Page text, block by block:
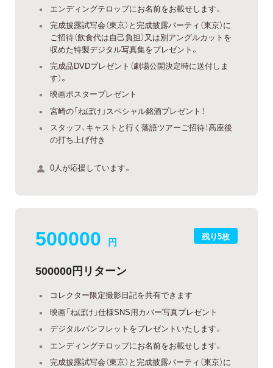
エンディングテロップにお名前をお載せします。
完成披露試写会（東京）と完成披露パーティ（東京）に
ご招待（飲食代は自己負担）又は別アングルカットを
収めた特製デジタル写真集をプレゼント。
完成品DVDプレゼント（劇場公開決定時に送付しま
す）。
映画ポスタープレゼント
宮崎の「ねぼけ」スペシャル銘酒プレゼント！
スタッフ、キャストと行く落語ツアーご招待！高座後
の打ち上げ付き
0人が応援しています。
残り5枚
500000 円
500000円リターン
コレクター限定撮影日記を共有できます
映画「ねぼけ」仕様SNS用カバー写真プレゼント
デジタルパンフレットをプレゼントいたします。
エンディングテロップにお名前をお載せします。
完成披露試写会（東京）と完成披露パーティ（東京）に